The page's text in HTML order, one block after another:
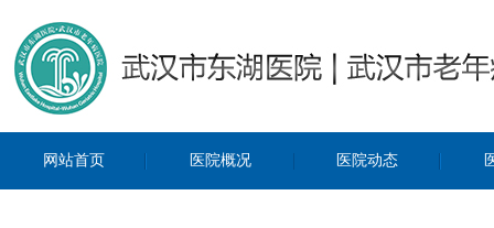
网站首页 医院概况 医院动态